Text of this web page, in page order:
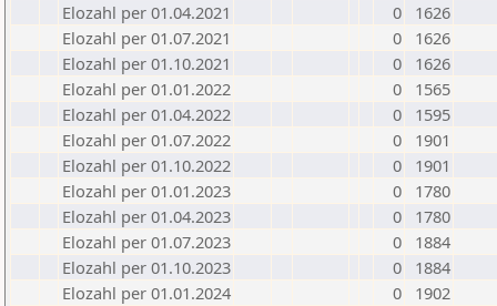
Elozahl per 01.04.2021
0
1626
Elozahl per 01.07.2021
0
1626
Elozahl per 01.10.2021
0
1626
Elozahl per 01.01.2022
0
1565
Elozahl per 01.04.2022
0
1595
Elozahl per 01.07.2022
0
1901
Elozahl per 01.10.2022
0
1901
Elozahl per 01.01.2023
0
1780
Elozahl per 01.04.2023
0
1780
Elozahl per 01.07.2023
0
1884
Elozahl per 01.10.2023
0
1884
Elozahl per 01.01.2024
0
1902